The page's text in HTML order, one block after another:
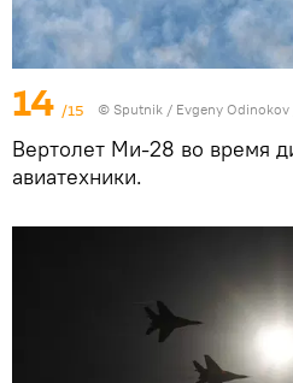
14 /15 © Sputnik / Evgeny Odinokov
Вертолет Ми-28 во время
авиатехники.